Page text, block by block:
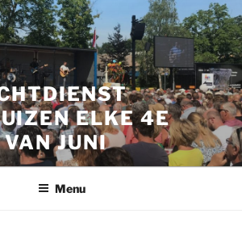
ELKE 4E
JUNI
Menu